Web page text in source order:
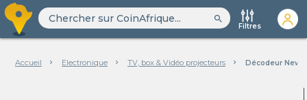
search
Filtres
Accueil Electronique TV, box & Vidéo projecteurs Décodeur New